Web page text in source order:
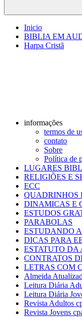
Inicio
BIBLIA EM
Harpa Cristã
informações
termos de
contato
Sobre
Política de
LUGARES
RELIGIÕES E
ECC
QUADRINHOS
DINAMICAS E
ESTUDOS
PARABOLAS
ESTUDANDO
DICAS PARA
ESTATUTO DA
CONTRATOS
LETRAS COM
Almeida
Leitura Diária
Leitura Diária
Revista Adultos
Revista Jovens